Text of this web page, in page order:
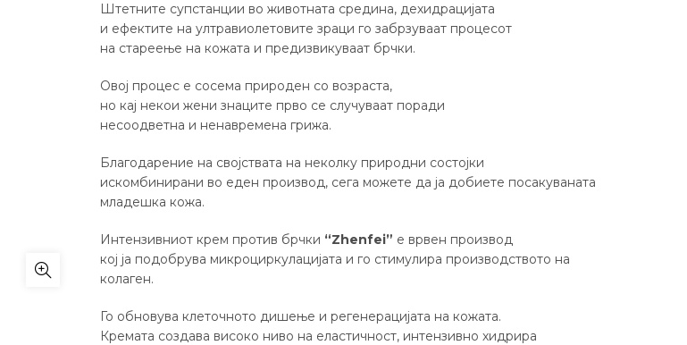
Штетните супстанции во животната средина, дехидрацијата
и ефектите на ултравиолетовите зраци го забрзуваат процесот
на стареење на кожата и предизвикуваат брчки.
Овој процес е сосема природен со возраста,
но кај некои жени знаците прво се случуваат поради
несоодветна и ненавремена грижа.
Благодарение на својствата на неколку природни состојки
искомбинирани во еден производ, сега можете да ја добиете посакуваната
младешка кожа.
Интензивниот крем против брчки “Zhenfei” е врвен производ
кој ја подобрува микроциркулацијата и го стимулира производството на
колаген.
Го обновува клеточното дишење и регенерацијата на кожата.
Кремата создава високо ниво на еластичност, интензивно хидрира